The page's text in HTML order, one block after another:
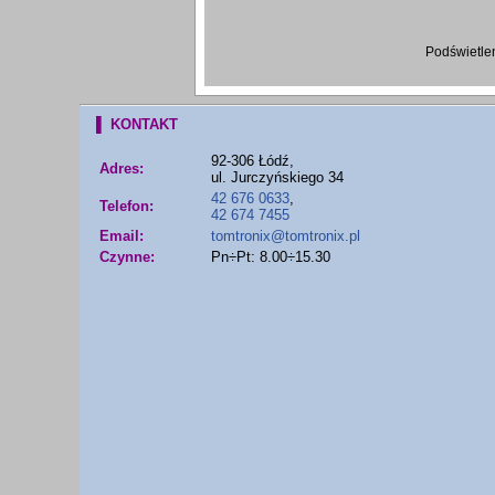
▌ KONTAKT
Adres:
92-306 Łódź,
ul. Jurczyńskiego 34
Telefon:
42 676 0633,
42 674 7455
Email:
tomtronix@tomtronix.pl
Czynne:
Pn÷Pt: 8.00÷15.30